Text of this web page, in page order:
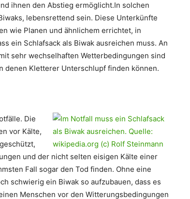
ihnen den Abstieg ermöglicht.In solchen
lebensrettend sein. Diese Unterkünfte
wie Planen und ähnlichem errichtet, in
ein Schlafsack als Biwak ausreichen muss. An
sehr wechselhaften Wetterbedingungen sind
denen Kletterer Unterschlupf finden können.
Die
vor Kälte,
und der nicht selten eisigen Kälte einer
Fall sogar den Tod finden. Ohne eine
schwierig ein Biwak so aufzubauen, dass es
Menschen vor den Witterungsbedingungen